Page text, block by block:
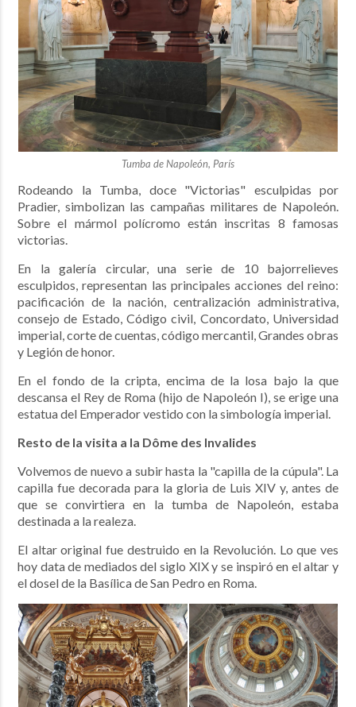
Tumba de Napoleón, París
Rodeando la Tumba, doce "Victorias" esculpidas por
Pradier, simbolizan las campañas militares de Napoleón.
Sobre el mármol polícromo están inscritas 8 famosas
victorias.
En la galería circular, una serie de 10 bajorrelieves
esculpidos, representan las principales acciones del reino:
pacificación de la nación, centralización administrativa,
consejo de Estado, Código civil, Concordato, Universidad
imperial, corte de cuentas, código mercantil, Grandes obras
y Legión de honor.
En el fondo de la cripta, encima de la losa bajo la que
descansa el Rey de Roma (hijo de Napoleón I), se erige una
estatua del Emperador vestido con la simbología imperial.
Resto de la visita a la Dôme des Invalides
Volvemos de nuevo a subir hasta la "capilla de la cúpula". La
capilla fue decorada para la gloria de Luis XIV y, antes de
que se convirtiera en la tumba de Napoleón, estaba
destinada a la realeza.
El altar original fue destruido en la Revolución. Lo que ves
hoy data de mediados del siglo XIX y se inspiró en el altar y
el dosel de la Basílica de San Pedro en Roma.